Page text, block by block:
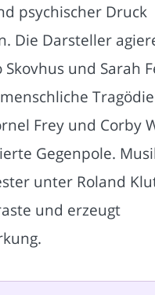
psychischer Druck
Die Darsteller
und Sarah
Frey und Corby
Gegenpole.
unter Roland
und erzeugt